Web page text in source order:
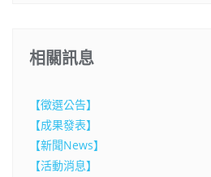
相關訊息
【徵選公告】
【成果發表】
【新聞News】
【活動消息】